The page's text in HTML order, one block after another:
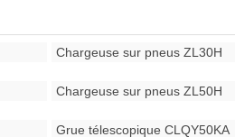
Chargeuse sur pneus ZL30H
Chargeuse sur pneus ZL50H
Grue télescopique CLQY50KA